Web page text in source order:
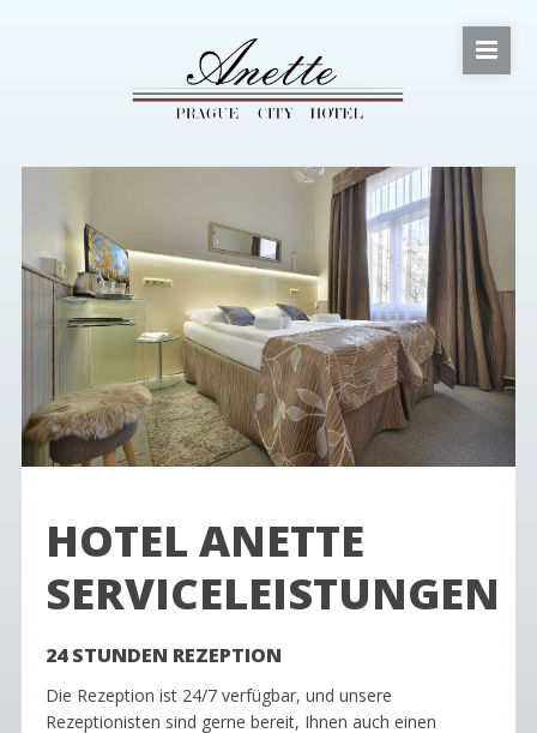
HOTEL ANETTE
SERVICELEISTUNGEN
24 STUNDEN REZEPTION
Die Rezeption ist 24/7 verfügbar, und unsere
Rezeptionisten sind gerne bereit, Ihnen auch einen